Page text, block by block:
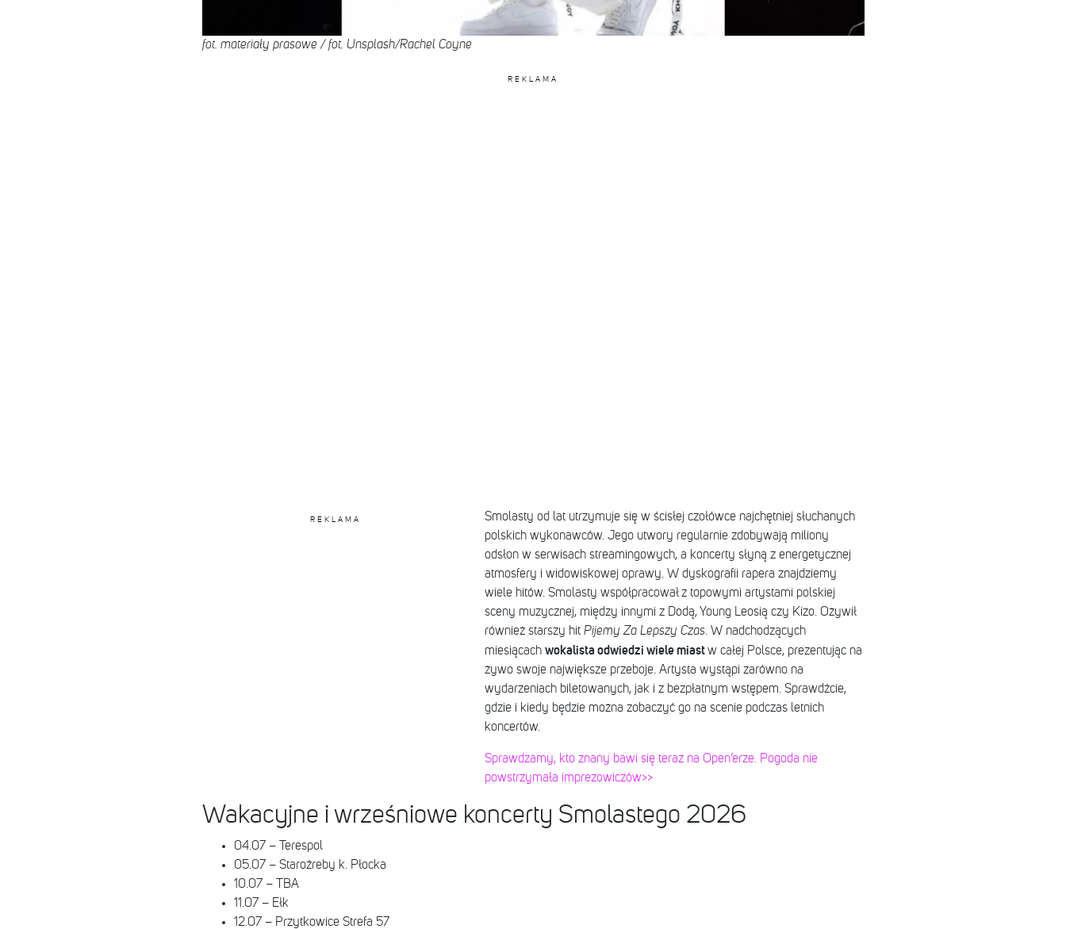
fot. materiały prasowe / fot. Unsplash/Rachel Coyne
REKLAMA
REKLAMA
Smolasty od lat utrzymuje się w ścisłej czołówce najchętniej słuchanych
polskich wykonawców. Jego utwory regularnie zdobywają miliony
odsłon w serwisach streamingowych, a koncerty słyną z energetycznej
atmosfery i widowiskowej oprawy. W dyskografii rapera znajdziemy
wiele hitów. Smolasty współpracował z topowymi artystami polskiej
sceny muzycznej, między innymi z Dodą, Young Leosią czy Kizo. Ożywił
również starszy hit Pijemy Za Lepszy Czas. W nadchodzących
miesiącach wokalista odwiedzi wiele miastw całej Polsce, prezentując na
żywo swoje największe przeboje. Artysta wystąpi zarówno na
wydarzeniach biletowanych, jak i z bezpłatnym wstępem. Sprawdźcie,
gdzie i kiedy będzie można zobaczyć go na scenie podczas letnich
koncertów.
Sprawdzamy, kto znany bawi się teraz na Open’erze. Pogoda nie
powstrzymała imprezowiczów>>
Wakacyjne i wrześniowe koncerty Smolastego 2026
04.07 – Terespol
05.07 – Staroźreby k. Płocka
10.07 – TBA
11.07 – Ełk
12.07 – Przytkowice Strefa 57